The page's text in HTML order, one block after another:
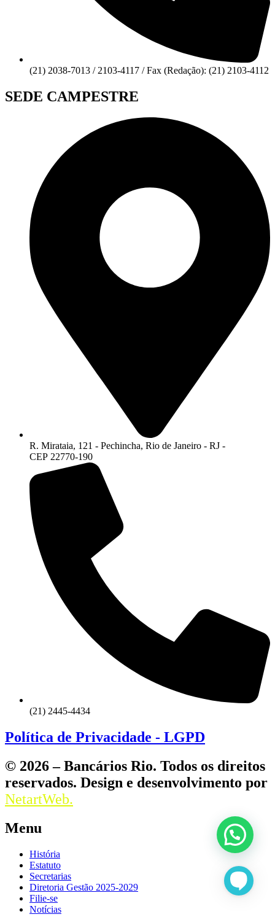
(21) 2038-7013 / 2103-4117 / Fax (Redação): (21) 2103-4112
SEDE CAMPESTRE
R. Mirataia, 121 - Pechincha, Rio de Janeiro - RJ -
CEP 22770-190
(21) 2445-4434
Política de Privacidade - LGPD
© 2026 – Bancários Rio. Todos os direitos
reservados. Design e desenvolvimento por
NetartWeb.
Menu
História
Estatuto
Secretarias
Diretoria Gestão 2025-2029
Filie-se
Notícias